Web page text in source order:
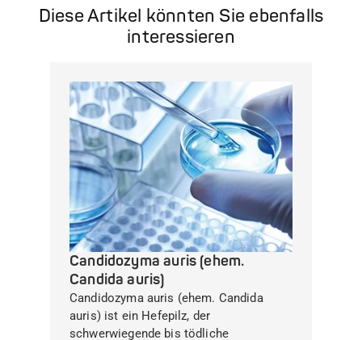
Diese Artikel könnten Sie ebenfalls
interessieren
Candidozyma auris (ehem.
Candida auris)
Candidozyma auris (ehem. Candida
auris) ist ein Hefepilz, der
schwerwiegende bis tödliche